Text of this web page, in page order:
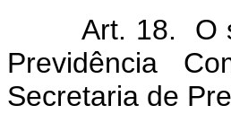
Art. 18. O
Previdência
Secretaria de